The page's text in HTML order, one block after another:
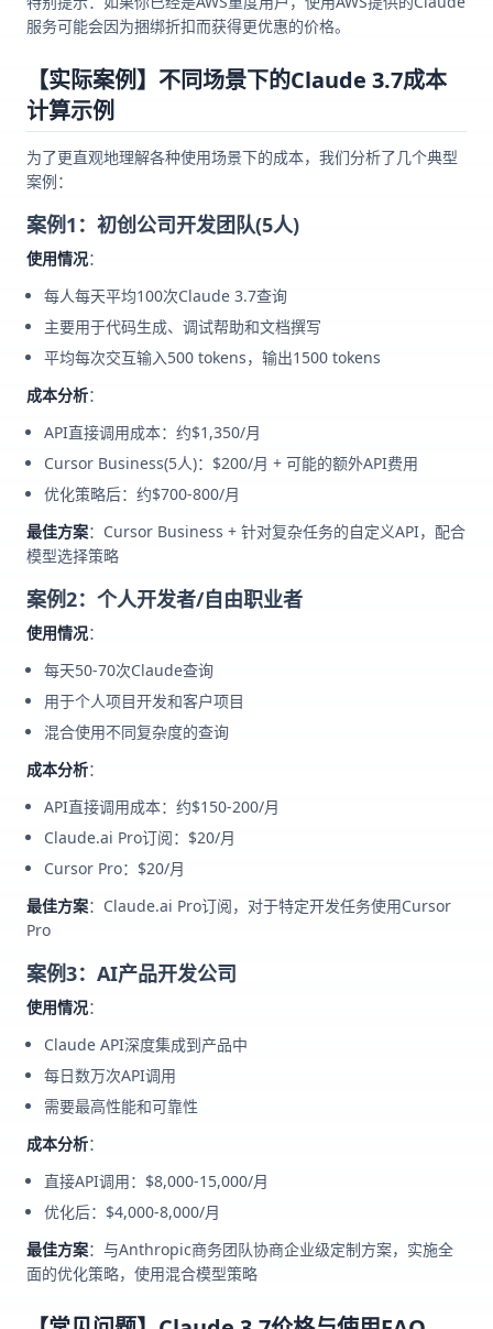
服务可能会因为捆绑折扣而获得更优惠的价格。
【实际案例】不同场景下的Claude 3.7成本
计算示例
为了更直观地理解各种使用场景下的成本，我们分析了几个典型
案例：
案例1：初创公司开发团队(5人)
使用情况：
每人每天平均100次Claude 3.7查询
主要用于代码生成、调试帮助和文档撰写
平均每次交互输入500 tokens，输出1500 tokens
成本分析：
API直接调用成本：约$1,350/月
Cursor Business(5人)：$200/月 + 可能的额外API费用
优化策略后：约$700-800/月
最佳方案：Cursor Business + 针对复杂任务的自定义API，配合
模型选择策略
案例2：个人开发者/自由职业者
使用情况：
每天50-70次Claude查询
用于个人项目开发和客户项目
混合使用不同复杂度的查询
成本分析：
API直接调用成本：约$150-200/月
Claude.ai Pro订阅：$20/月
Cursor Pro：$20/月
最佳方案：Claude.ai Pro订阅，对于特定开发任务使用Cursor
Pro
案例3：AI产品开发公司
使用情况：
Claude API深度集成到产品中
每日数万次API调用
需要最高性能和可靠性
成本分析：
直接API调用：$8,000-15,000/月
优化后：$4,000-8,000/月
最佳方案：与Anthropic商务团队协商企业级定制方案，实施全
面的优化策略，使用混合模型策略